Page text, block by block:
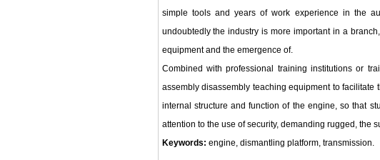
simple tools and years of work experience in the
undoubtedly the industry is more important in a
equipment and the emergence of.
Combined with professional training institutions or
assembly disassembly teaching equipment to
internal structure and function of the engine, so that
attention to the use of security, demanding rugged, the
Keywords: engine, dismantling platform, transmission.